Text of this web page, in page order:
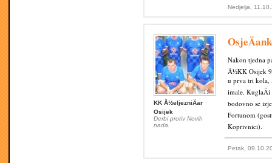
Nedjelja,
KK Å½eljezniÄar
Osijek
Derbi protiv Novih
nada.
Nakon tjedna
Å½KK Osijek
u prva tri kola,
imale.
bodovno se
Fortunom
Koprivnici).
Petak,